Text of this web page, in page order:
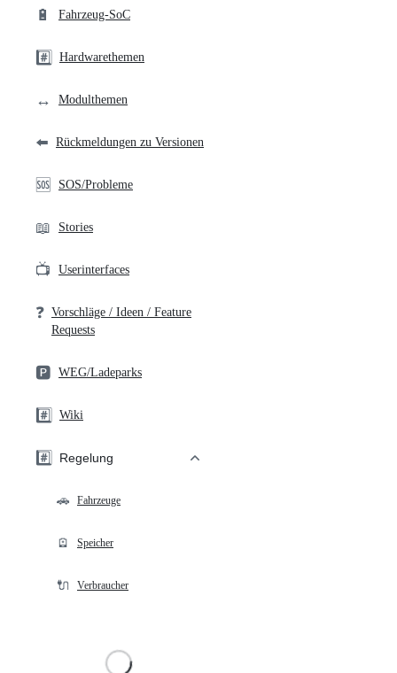
🔋 Fahrzeug-SoC
#️⃣ Hardwarethemen
↔️ Modulthemen
⬅️ Rückmeldungen zu Versionen
🆘 SOS/Probleme
📖 Stories
📺 Userinterfaces
❓ Vorschläge / Ideen / Feature
Requests
🅿️ WEG/Ladeparks
#️⃣ Wiki
#️⃣ Regelung
🚗 Fahrzeuge
🪫 Speicher
🔌 Verbraucher